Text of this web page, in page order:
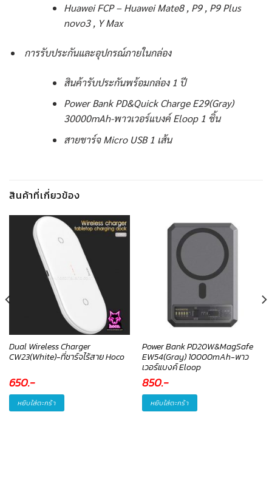
Huawei FCP – Huawei Mate8 , P9 , P9 Plus
novo3 , Y Max
การรับประกันและอุปกรณ์ภายในกล่อง
สินค้ารับประกันพร้อมกล่อง 1 ปี
Power Bank PD&Quick Charge E29(Gray)
30000mAh-พาวเวอร์แบงค์ Eloop 1 ชิ้น
สายชาร์จ Micro USB 1 เส้น
สินค้าที่เกี่ยวข้อง
Dual Wireless Charger
CW23(White)-ที่ชาร์จไร้สาย Hoco
650.-
หยิบใส่ตะกร้า
Power Bank PD20W&MagSafe
EW54(Gray) 10000mAh-พาว
เวอร์แบงค์ Eloop
850.-
หยิบใส่ตะกร้า